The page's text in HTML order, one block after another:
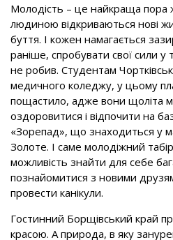
Молодість – це найкраща пора
людиною відкриваються нові
буття. І кожен намагається
раніше, спробувати свої сили
не робив. Студентам
медичного коледжу, у цьому
пощастило, адже вони щоліта
оздоровитися і відпочити на
«Зорепад», що знаходиться у
Золоте. І саме молодіжний
можливість знайти для себе
познайомитися з новими
провести канікули.
Гостинний Борщівський край
красою. А природа, в яку